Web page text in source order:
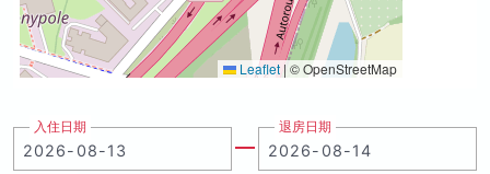
Leaflet | © OpenStreetMap
入住日期 退房日期